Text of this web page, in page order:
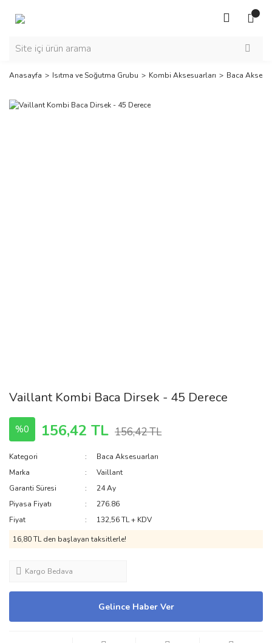
Anasayfa Isıtma ve Soğutma Grubu Kombi Aksesuarları Baca
Vaillant Kombi Baca Dirsek - 45 Derece
%0 156,42 TL 156,42 TL
Kategori
Baca Aksesuarları
Marka
Vaillant
Garanti Süresi
24 Ay
Piyasa Fiyatı
276.86
Fiyat
132,56 TL + KDV
16,80 TL den başlayan taksitlerle!
Kargo Bedava
Gelince Haber Ver